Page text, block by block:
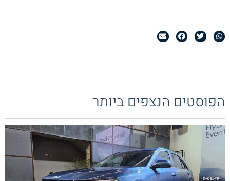
הפוסטים הנצפים ביותר